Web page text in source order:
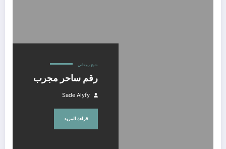
شيخ روحاني
رقم ساحر مجرب
Sade Alyfy
قراءة المزيد